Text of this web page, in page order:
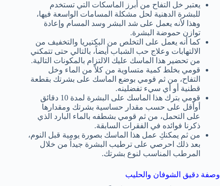
يعتبر خل التفاح من أبرز الماسكات التي تستخدم
للبشرة الدهنية لحل مشكلة المسامات الواسعة فيها،
وهذا لأنه يعمل على شد البشر وسد المسام وإعادة
توازن حموضة البشرة.
كما أنه يعمل على التخلص من البكتيريا والتخفيف من
الالتهابات وعلاج حب الشباب أيضاً، بالتالي حتى تتمكني
من تحضير هذا الماسك عليك الالتزام بالمكونات التالية.
قومي بخلط كمية متساوية من كلاً من الماء وخل
التفاح، من ثم قومي بوضع الماسك على بشرتك بقطعة
قطنية أو أي سيء تفضلينه.
قومي بترك هذا الماسك على البشرة لمدة 10 دقائق
أوأقل على حسب مقدار حساسية بشرتك ومقدارها
على التحمل، من ثم قومي بشطفه بالماء البارد الذي
ذكرنا فوائده في الفقرات السابقة.
من ثم يمكنكِ عمل هذا الماسك بصورة يومية قبل النوم،
بعد ذلك احرصي على ترطيب البشرة جيداً من خلال
المرطب المناسب لنوع بشرتك.
وصفة دقيق الشوفان والحليب